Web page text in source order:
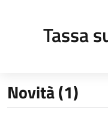
Tassa
Novità (1)